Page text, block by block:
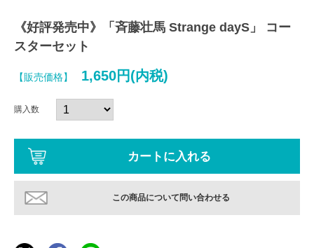
《好評発売中》「斉藤壮馬 Strange dayS」 コー
スターセット
【販売価格】 1,650円(内税)
購入数
この商品について問い合わせる